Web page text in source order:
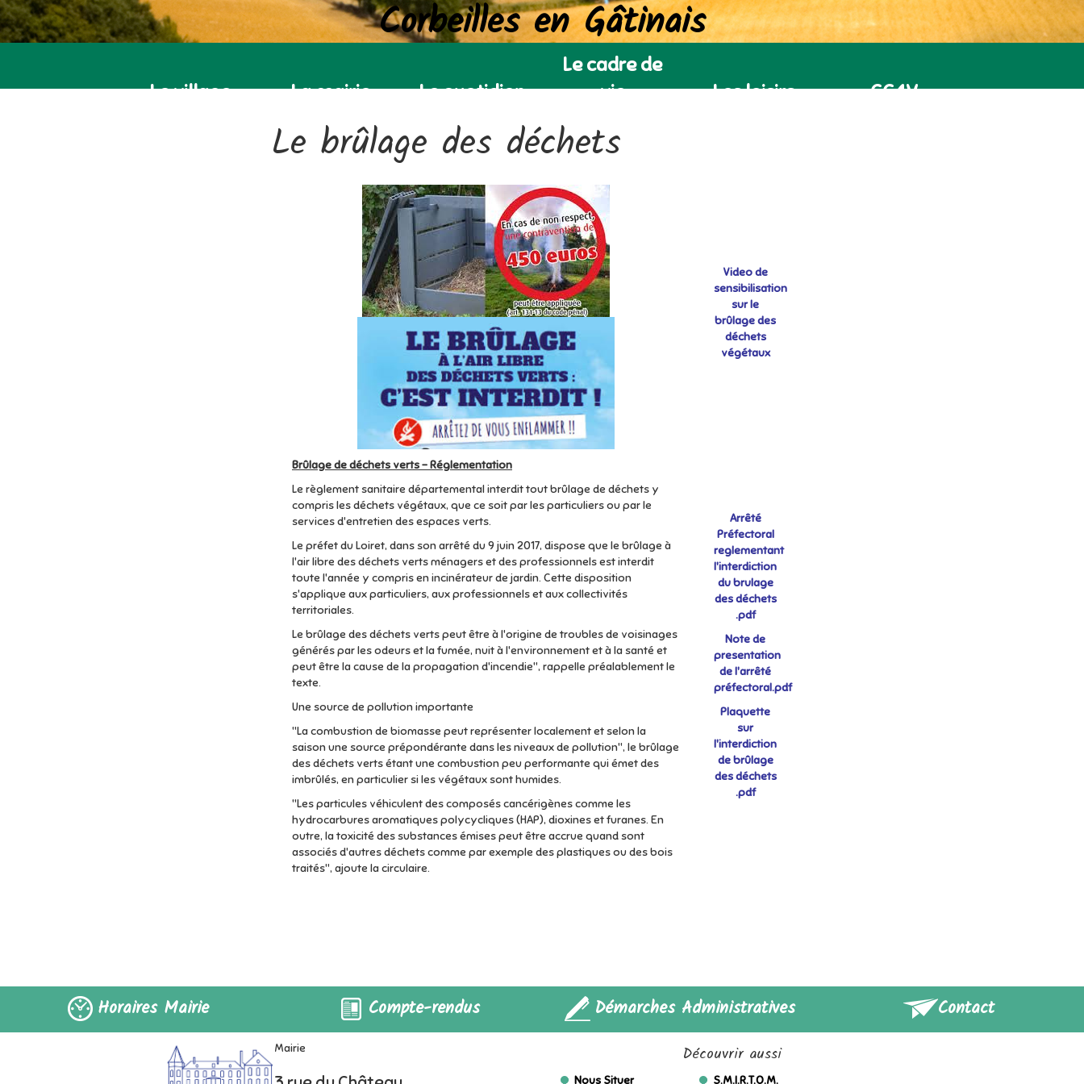
Corbeilles en Gâtinais
Le village La mairie Le quotidien
Le cadre de
vie
Les loisirs CC4V
Le brûlage des déchets
Brûlage de déchets verts - Réglementation
Le règlement sanitaire départemental interdit tout brûlage de déchets y
compris les déchets végétaux, que ce soit par les particuliers ou par le
services d'entretien des espaces verts.
Le préfet du Loiret, dans son arrêté du 9 juin 2017, dispose que le brûlage à
l'air libre des déchets verts ménagers et des professionnels est interdit
toute l'année y compris en incinérateur de jardin. Cette disposition
s'applique aux particuliers, aux professionnels et aux collectivités
territoriales.
Le brûlage des déchets verts peut être à l'origine de troubles de voisinages
générés par les odeurs et la fumée, nuit à l'environnement et à la santé et
peut être la cause de la propagation d'incendie", rappelle préalablement le
texte.
Une source de pollution importante
"La combustion de biomasse peut représenter localement et selon la
saison une source prépondérante dans les niveaux de pollution", le brûlage
des déchets verts étant une combustion peu performante qui émet des
imbrûlés, en particulier si les végétaux sont humides.
"Les particules véhiculent des composés cancérigènes comme les
hydrocarbures aromatiques polycycliques (HAP), dioxines et furanes. En
outre, la toxicité des substances émises peut être accrue quand sont
associés d'autres déchets comme par exemple des plastiques ou des bois
traités", ajoute la circulaire.
Video de
sensibilisation
sur le
brûlage des
déchets
végétaux
Arrêté
Préfectoral
reglementant
l'interdiction
du brulage
des déchets
.pdf
Note de
presentation
de l'arrêté
préfectoral.pdf
Plaquette
sur
l'interdiction
de brûlage
des déchets
.pdf
Horaires Mairie Compte-rendus Démarches Administratives Contact
Mairie Découvrir aussi
Nous Situer S.M.I.R.T.O.M.